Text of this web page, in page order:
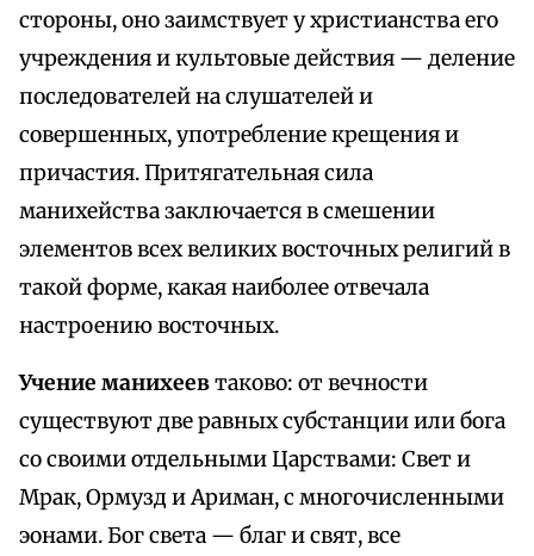
стороны, оно заимствует у христианства его
учреждения и культовые действия — деление
последователей на слушателей и
совершенных, употребление крещения и
причастия. Притягательная сила
манихейства заключается в смешении
элементов всех великих восточных религий в
такой форме, какая наиболее отвечала
настроению восточных.
Учение манихеевтаково: от вечности
существуют две равных субстанции или бога
со своими отдельными Царствами: Свет и
Мрак, Ормузд и Ариман, с многочисленными
эонами. Бог света — благ и свят, все